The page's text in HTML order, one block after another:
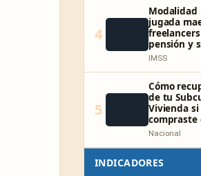
4
Modalidad
jugada
pensión y
IMSS
5
Cómo
de tu
Vivienda
compraste
Nacional
INDICADORES